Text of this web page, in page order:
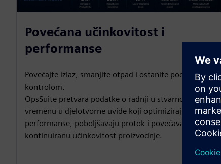
Povećana učinkovitost i
performanse
Povećajte izlaz, smanjite otpad i ostanite pod
kontrolom.
OpsSuite pretvara podatke o radnji u stvarnom
vremenu u djelotvorne uvide koji optimiziraju
performanse, poboljšavaju protok i povećavaju
kontinuiranu učinkovitost proizvodnje.